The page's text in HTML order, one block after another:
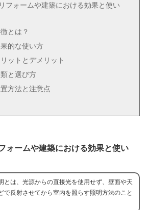
フォームや建築における効果と使い
とは？
的な使い方
ットとデメリット
と選び方
方法と注意点
ォームや建築における効果と使い
とは、光源からの直接光を使用せず、壁面や天
で反射させてから室内を照らす照明方法のこと